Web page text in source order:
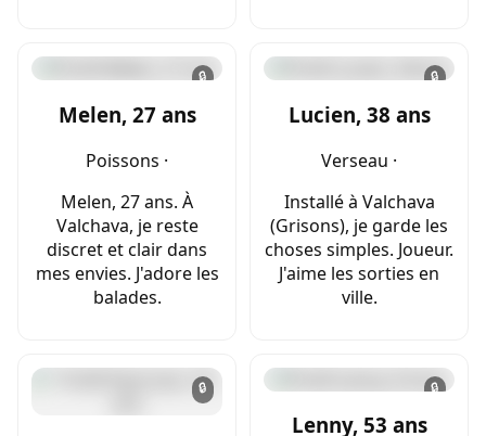
🔒
Melen, 27 ans
Poissons ·
Melen, 27 ans. À
Valchava, je reste
discret et clair dans
mes envies. J'adore les
balades.
🔒
Lucien, 38 ans
Verseau ·
Installé à Valchava
(Grisons), je garde les
choses simples. Joueur.
J'aime les sorties en
ville.
🔒 🔒
Lenny, 53 ans